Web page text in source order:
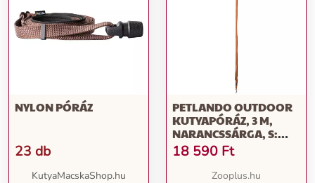
NYLON PÓRÁZ
23 db
KutyaMacskaShop.hu
PETLANDO OUTDOOR
KUTYAPÓRÁZ, 3 M,
NARANCSSÁRGA, S:
300CM HOSSZÚ, 15MM
SZÉLES
18 590 Ft
Zooplus.hu